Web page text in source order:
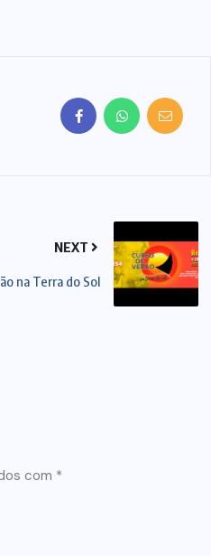
NEXT
na Terra do Sol
com *